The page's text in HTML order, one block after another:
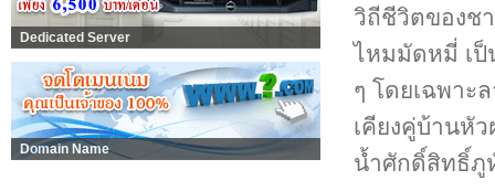
Dedicated Server
Domain Name
วิถีชีวิตของช
ไหมมัดหมี่ เป็
ๆ โดยเฉพาะ
เคียงคู่บ้านหั
น้ำศักดิ์สิทธิ์ภู